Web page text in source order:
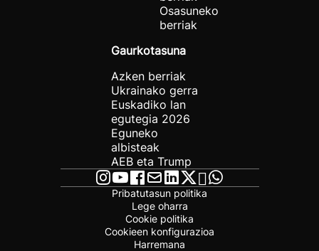
Osasuneko
berriak
Gaurkotasuna
Azken berriak
Ukrainako gerra
Euskadiko lan
egutegia 2026
Eguneko
albisteak
AEB eta Trump
Pribatutasun politika
Lege oharra
Cookie politika
Cookieen konfigurazioa
Harremana